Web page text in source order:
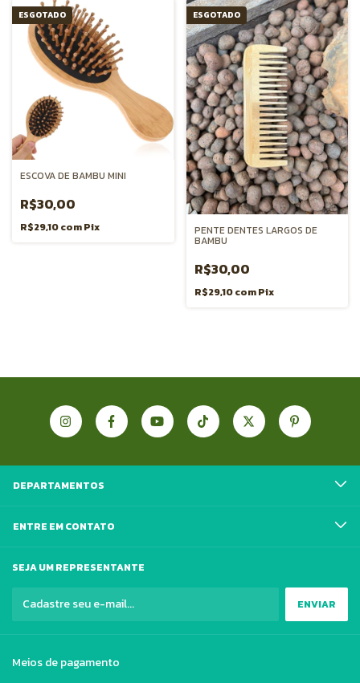
ESGOTADO
ESCOVA DE BAMBU MINI
R$30,00
R$29,10comPix
ESGOTADO
PENTE DENTES LARGOS DE
BAMBU
R$30,00
R$29,10comPix
DEPARTAMENTOS
ENTRE EM CONTATO
SEJA UM REPRESENTANTE
Meios de pagamento